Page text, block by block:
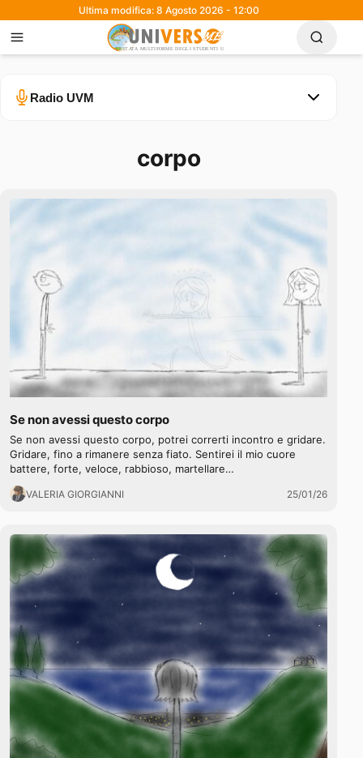
Ultima modifica: 8 Agosto 2026 - 12:00
corpo
Se non avessi questo corpo
Se non avessi questo corpo, potrei correrti incontro e gridare.
Gridare, fino a rimanere senza fiato. Sentirei il mio cuore
battere, forte, veloce, rabbioso, martellare…
VALERIA GIORGIANNI 25/01/26
Radio UVM
Errore nel caricamento.